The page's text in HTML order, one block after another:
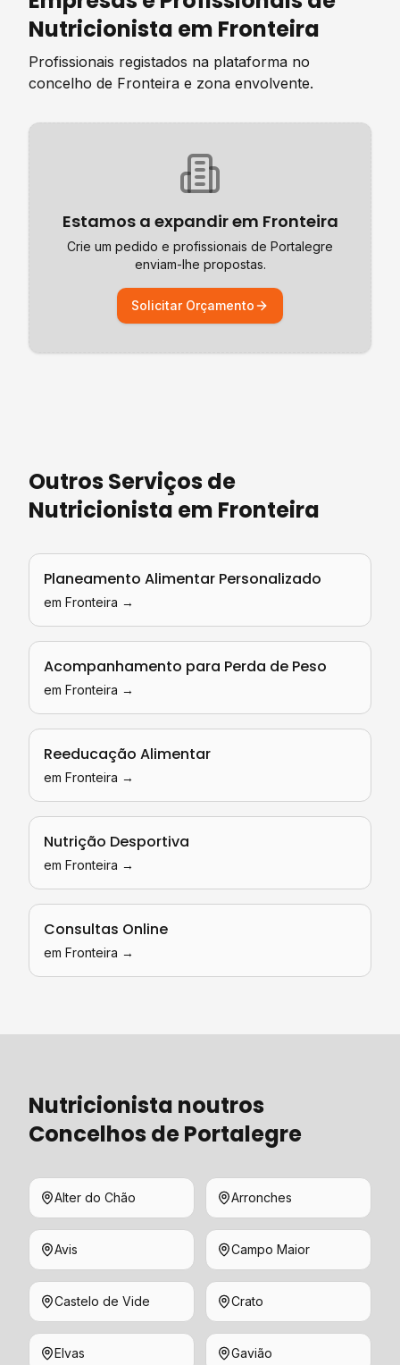
Nutricionista em Fronteira
Profissionais registados na plataforma no
concelho de Fronteira e zona envolvente.
Estamos a expandir em Fronteira
Crie um pedido e profissionais de Portalegre
enviam-lhe propostas.
Solicitar Orçamento
Outros Serviços de
Nutricionista em Fronteira
Planeamento Alimentar Personalizado
em Fronteira →
Acompanhamento para Perda de Peso
em Fronteira →
Reeducação Alimentar
em Fronteira →
Nutrição Desportiva
em Fronteira →
Consultas Online
em Fronteira →
Nutricionista noutros
Concelhos dePortalegre
Alter do Chão Arronches
Avis Campo Maior
Castelo de Vide Crato
Elvas Gavião